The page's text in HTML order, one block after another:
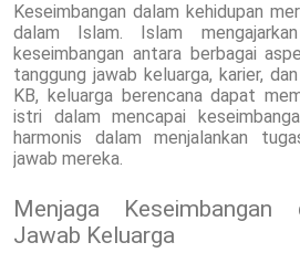
Keseimbangan dalam kehidupan
dalam Islam. Islam
keseimbangan antara berbagai
tanggung jawab keluarga, karier,
KB, keluarga berencana dapat
istri dalam mencapai
harmonis dalam menjalankan
jawab mereka.
Menjaga Keseimbangan
Jawab Keluarga